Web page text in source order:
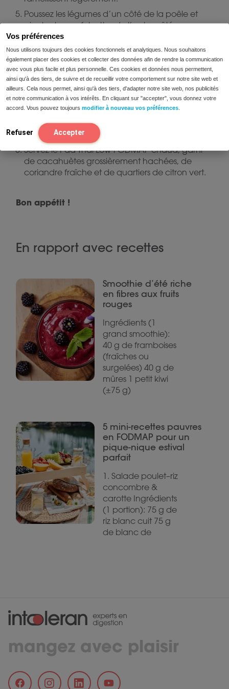
Vos préférences
Nous utilisons toujours des cookies fonctionnels et analytiques. Nous souhaitons
également placer des cookies et collecter des données afin de rendre la communication
avec vous plus facile et plus personnelle. Ces cookies et données nous permettent,
ainsi qu'à des tiers, de suivre et de recueillir votre comportement sur notre site web et
ailleurs. Cela nous permet, ainsi qu'à des tiers, d'adapter notre site web, nos publicités
et notre communication à vos intérêts. En cliquant sur "accepter", vous donnez votre
accord. Vous pouvez toujours modifier à nouveau vos préférences
Refuser Accepter
Poussez les légumes d’un côté de la poêle et
ajoutez les œufs battus de l’autre côté, remuez
les œufs battus jusqu’à constitution de
grumeaux à peine cuits, puis mélangez le œufs
brouillés aux légumes.
Dans la poêle, ajoutez les nouilles de riz cuites,
puis la sauce. Mélangez le tout jusqu’à ce que
les nouilles soient entièrement recouvertes de
sauce.
Ajoutez maintenant les germes de soja et le tofu
frit et remuez à nouveau.
Servez le Pad Thai Low-FODMAP chaud, garni
de cacahuètes grossièrement hachées, de
coriandre fraîche et de quartiers de citron vert.
Bon appétit !
En rapport avec recettes
Smoothie d’été riche
en fibres aux fruits
rouges
Ingrédients (1
grand smoothie):
40 g de framboises
(fraîches ou
surgelées) 40 g de
mûres 1 petit kiwi
(±75 g)
5 mini-recettes pauvres
en FODMAP pour un
pique-nique estival
parfait
1. Salade poulet–riz
concombre &
carotte Ingrédients
(1 portion): 75 g de
riz blanc cuit 75 g
de blanc de
mangez avec plaisir